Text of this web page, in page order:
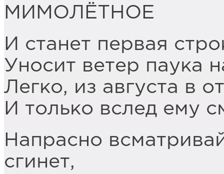
МИМОЛЁТНОЕ
И станет первая
Уносит ветер паука
Легко, из августа в
И только вслед ему
Напрасно
сгинет,